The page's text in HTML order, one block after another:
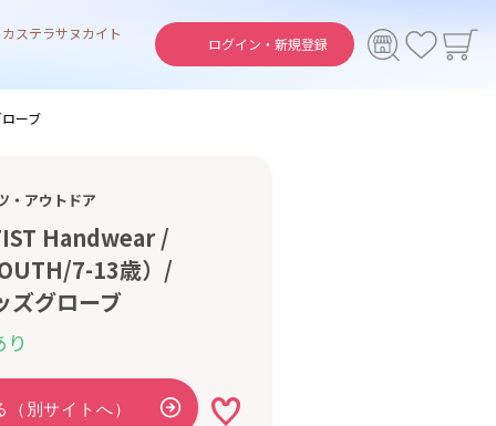
ログイン・ 新規登録
カステラサヌカイト
ーブ
・アウトドア
Handwear /
7-13歳）/
グローブ
り